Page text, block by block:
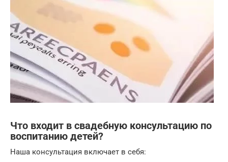
Что входит в свадебную консультацию по
воспитанию детей?
Наша консультация включает в себя: